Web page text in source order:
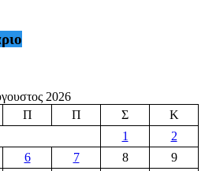
2026
Π Π Σ
Κ
1
2
6 7 8
9